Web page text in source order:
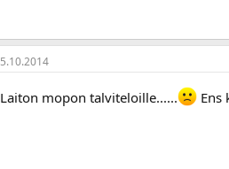
5.10.2014
Laiton mopon talviteloille...... Ens